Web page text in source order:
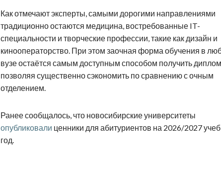
Как отмечают эксперты, самыми дорогими направлениями
традиционно остаются медицина, востребованные IT-
специальности и творческие профессии, такие как дизайн и
кинооператорство. При этом заочная форма обучения в
вузе остаётся самым доступным способом получить
позволяя существенно сэкономить по сравнению с очным
отделением.
Ранее сообщалось, что новосибирские университеты
опубликовали ценники для абитуриентов на 2026/2027
год.